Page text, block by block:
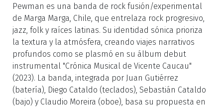
Pewman es una banda de rock fusión/experimental
de Marga Marga, Chile, que entrelaza rock progresivo,
jazz, folk y raíces latinas. Su identidad sónica prioriza
la textura y la atmósfera, creando viajes narrativos
profundos como se plasmó en su álbum debut
instrumental "Crónica Musical de Vicente Caucau"
(2023). La banda, integrada por Juan Gutiérrez
(batería), Diego Cataldo (teclados), Sebastián Cataldo
(bajo) y Claudio Moreira (oboe), basa su propuesta en